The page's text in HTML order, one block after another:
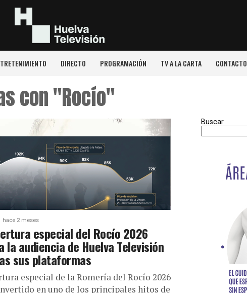
DIRECTO PROGRAMACIÓN TV A LA CARTA CONTACTO
con "Rocío"
hace 2 meses
especial del Rocío 2026
la audiencia de Huelva Televisión
sus plataformas
especial de la Romería del Rocío 2026
en uno de los principales hitos de
Buscar